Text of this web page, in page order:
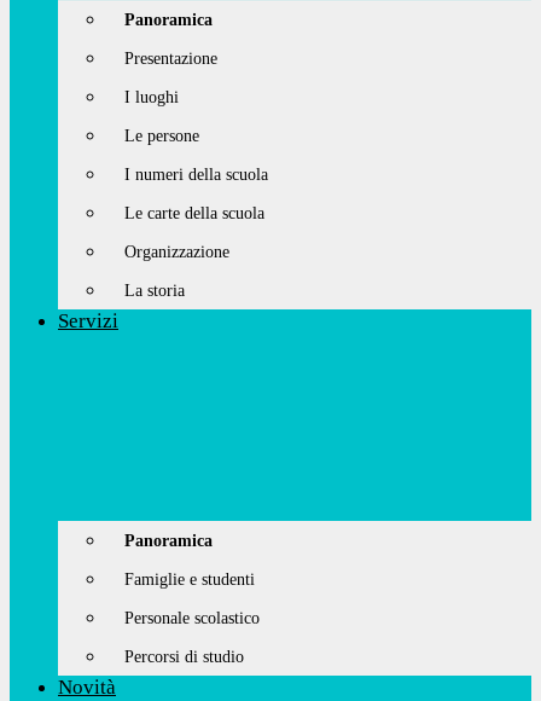
Panoramica
Presentazione
I luoghi
Le persone
I numeri della scuola
Le carte della scuola
Organizzazione
La storia
Servizi
Panoramica
Famiglie e studenti
Personale scolastico
Percorsi di studio
Novità